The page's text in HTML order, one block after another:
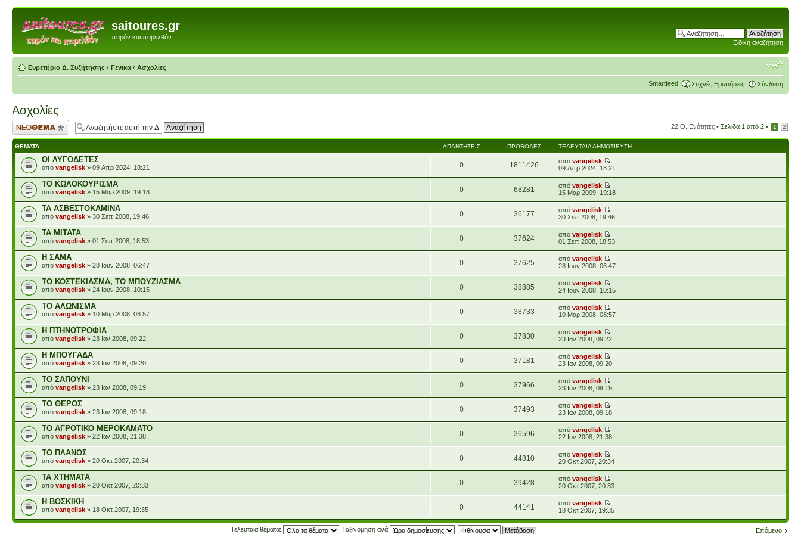
saitoures.gr
παρόν και παρελθόν
Ειδική αναζήτηση
Ευρετήριο Δ. Συζήτησης ‹ Γενικα ‹ Ασχολίες
Smartfeed Συχνές Ερωτήσεις Σύνδεση
Ασχολίες
Δημιουργία νέου
θέματος
22 Θ. Ενότητες • Σελίδα 1 από 2 • 1 2
ΘΈΜΑΤΑ ΑΠΑΝΤΉΣΕΙΣ ΠΡΟΒΟΛΈΣ ΤΕΛΕΥΤΑΊΑ ΔΗΜΟΣΊΕΥΣΗ
ΟΙ ΛΥΓΟΔΕΤΕΣ
από vangelisk » 09 Απρ 2024, 18:21 0 1811426 απόvangelisk
09 Απρ 2024, 18:21
ΤΟ ΚΩΛΟΚΟΥΡΙΣΜΑ
από vangelisk » 15 Μαρ 2009, 19:18 0 68281 απόvangelisk
15 Μαρ 2009, 19:18
ΤΑ ΑΣΒΕΣΤΟΚΑΜΙΝΑ
από vangelisk » 30 Σεπ 2008, 19:46 0 36177 απόvangelisk
30 Σεπ 2008, 19:46
ΤΑ ΜΙΤΑΤΑ
από vangelisk » 01 Σεπ 2008, 18:53 0 37624 απόvangelisk
01 Σεπ 2008, 18:53
Η ΣΑΜΑ
από vangelisk » 28 Ιουν 2008, 06:47 0 37625 απόvangelisk
28 Ιουν 2008, 06:47
ΤΟ ΚΟΣΤΕΚΙΑΣΜΑ, ΤΟ ΜΠΟΥΖΙΑΣΜΑ
από vangelisk » 24 Ιουν 2008, 10:15 0 38885 απόvangelisk
24 Ιουν 2008, 10:15
ΤΟ ΑΛΩΝΙΣΜΑ
από vangelisk » 10 Μαρ 2008, 08:57 0 38733 απόvangelisk
10 Μαρ 2008, 08:57
Η ΠΤΗΝΟΤΡΟΦΙΑ
από vangelisk » 23 Ιαν 2008, 09:22 0 37830 απόvangelisk
23 Ιαν 2008, 09:22
Η ΜΠΟΥΓΑΔΑ
από vangelisk » 23 Ιαν 2008, 09:20 0 37181 απόvangelisk
23 Ιαν 2008, 09:20
ΤΟ ΣΑΠΟΥΝΙ
από vangelisk » 23 Ιαν 2008, 09:19 0 37966 απόvangelisk
23 Ιαν 2008, 09:19
ΤΟ ΘΕΡΟΣ
από vangelisk » 23 Ιαν 2008, 09:18 0 37493 απόvangelisk
23 Ιαν 2008, 09:18
ΤΟ ΑΓΡΟΤΙΚΟ ΜΕΡΟΚΑΜΑΤΟ
από vangelisk » 22 Ιαν 2008, 21:38 0 36596 απόvangelisk
22 Ιαν 2008, 21:38
ΤΟ ΠΛΑΝΟΣ
από vangelisk » 20 Οκτ 2007, 20:34 0 44810 απόvangelisk
20 Οκτ 2007, 20:34
ΤΑ ΧΤΗΜΑΤΑ
από vangelisk » 20 Οκτ 2007, 20:33 0 39428 απόvangelisk
20 Οκτ 2007, 20:33
Η ΒΟΣΚΙΚΗ
από vangelisk » 18 Οκτ 2007, 19:35 0 44141 απόvangelisk
18 Οκτ 2007, 19:35
Επόμενο
Τελευταία θέματα: Ταξινόμηση ανά